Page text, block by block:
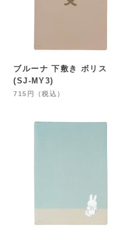
ブルーナ 下敷き ボリス
(SJ-MY3)
715円（税込）